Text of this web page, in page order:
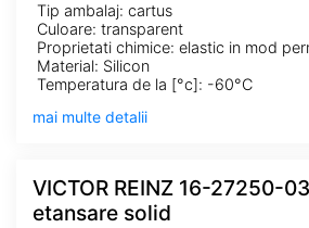
Tip ambalaj: cartus
Culoare: transparent
Material: Silicon
Temperatura de la [°c]: -60°C
mai multe detalii
VICTOR REINZ 16-27250-
etansare solid